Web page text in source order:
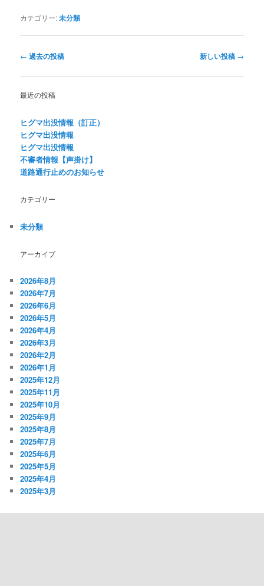
カテゴリー:未分類
投
ナ
ビ
シ
ョ
ン
← 過去の投稿 新しい投稿 →
最近の投稿
ヒグマ出没情報（訂正）
ヒグマ出没情報
ヒグマ出没情報
不審者情報【声掛け】
道路通行止めのお知らせ
カテゴリー
未分類
アーカイブ
2026年8月
2026年7月
2026年6月
2026年5月
2026年4月
2026年3月
2026年2月
2026年1月
2025年12月
2025年11月
2025年10月
2025年9月
2025年8月
2025年7月
2025年6月
2025年5月
2025年4月
2025年3月